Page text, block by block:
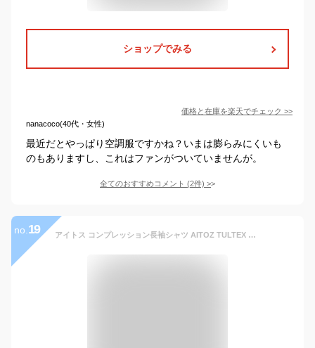
ショップでみる
価格と在庫を楽天でチェック >>
nanacoco(40代・女性)
最近だとやっぱり空調服ですかね？いまは膨らみにくいも
のもありますし、これはファンがついていませんが。
全てのおすすめコメント (2件) >
no. 19 アイトス コンプレッション長袖シャツ AITOZ TULTEX インナー 夏用 涼しい 暑さ対策 クール タルテックス 男女兼用 メンズ レディース アンダーシャツ Tシャツ インナーシャツ 作業着 作業服 春夏 吸汗 速乾 抗菌 防臭 ストレッチ AZ-10610